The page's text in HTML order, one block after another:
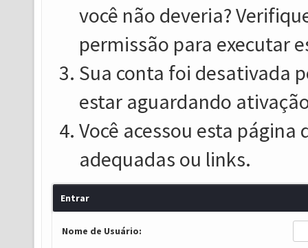
você não deveria?
permissão para executar
Sua conta foi desativada
estar aguardando
Você acessou esta
adequadas ou links.
Entrar
Nome de Usuário: